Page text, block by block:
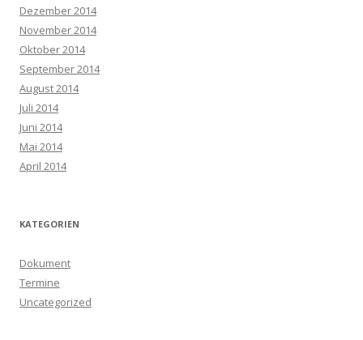
Dezember 2014
November 2014
Oktober 2014
September 2014
August 2014
Juli 2014
Juni 2014
Mai 2014
April 2014
KATEGORIEN
Dokument
Termine
Uncategorized